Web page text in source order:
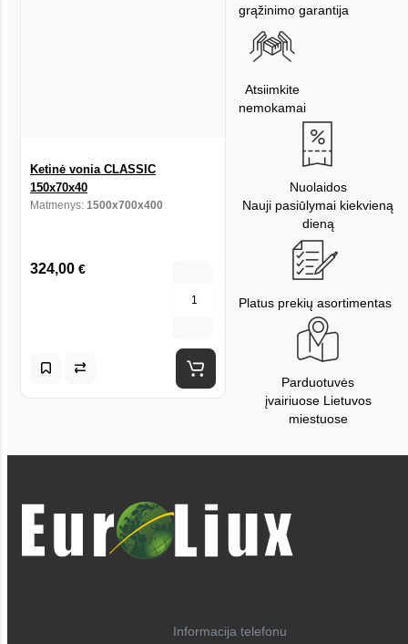
Ketinė vonia CLASSIC
150x70x40
Matmenys: 1500x700x400
324,00 €
grąžinimo garantija
Atsiimkite
nemokamai
Nuolaidos
Nauji pasiūlymai kiekvieną
dieną
Platus prekių asortimentas
Parduotuvės
įvairiuose Lietuvos
miestuose
Informacija telefonu